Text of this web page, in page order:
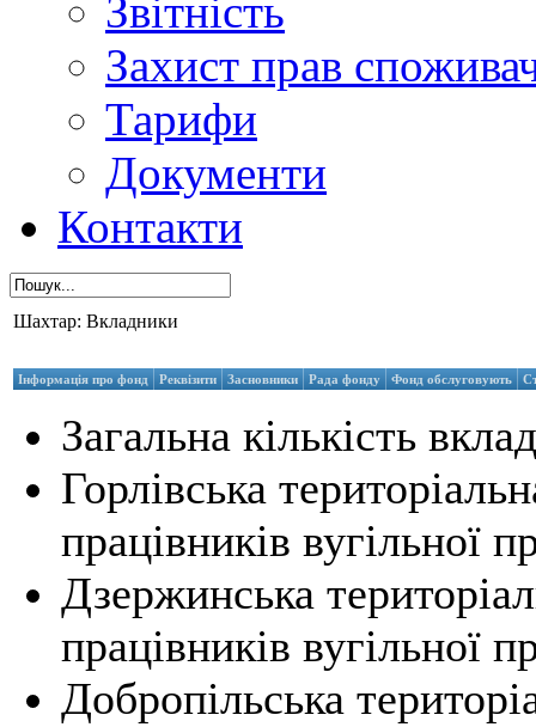
Звітність
Захист прав
Тарифи
Документи
Контакти
Шахтар: Вкладники
Інформація про фонд Реквізити Засновники Рада фонду Фонд обслуговують
Загальна кількість
Горлівська
працівників вугільної
Дзержинська
працівників вугільної
Добропільська